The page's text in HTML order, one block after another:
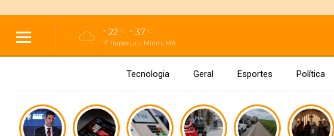
22°C 37°C
Itapecuru Mirim, MA
Tecnologia Geral Esportes Política